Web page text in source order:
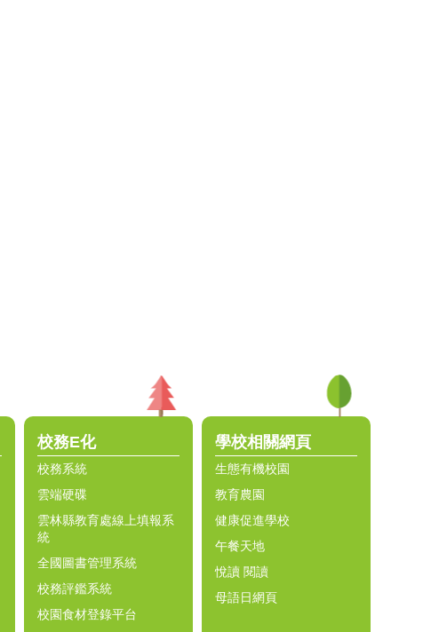
校務E化
校務系統
雲端硬碟
雲林縣教育處線上填報系
統
全國圖書管理系統
校務評鑑系統
校園食材登錄平台
學校相關網頁
生態有機校園
教育農園
健康促進學校
午餐天地
悅讀 閱讀
母語日網頁